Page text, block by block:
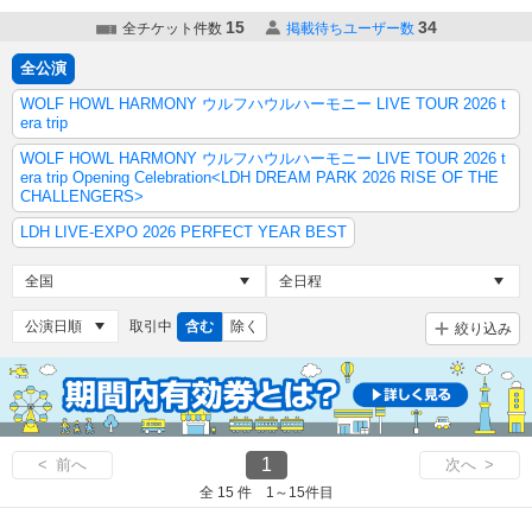
全チケット件数 15 掲載待ちユーザー数 34
全公演
WOLF HOWL HARMONY ウルフハウルハーモニー LIVE TOUR 2026 t
era trip
WOLF HOWL HARMONY ウルフハウルハーモニー LIVE TOUR 2026 t
era trip Opening Celebration<LDH DREAM PARK 2026 RISE OF THE
CHALLENGERS>
LDH LIVE-EXPO 2026 PERFECT YEAR BEST
取引中 含む 除く 絞り込み
< 前へ 1 次へ >
全 15 件 1～15件目